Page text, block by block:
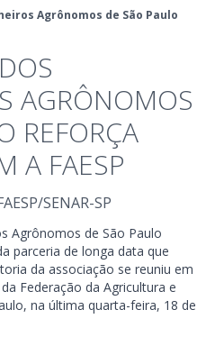
Agrônomos de São Paulo
AGRÔNOMOS
REFORÇA
A FAESP
SENAR-SP
Agrônomos de São Paulo
parceria de longa data que
da associação se reuniu em
Federação da Agricultura e
na última quarta-feira, 18 de